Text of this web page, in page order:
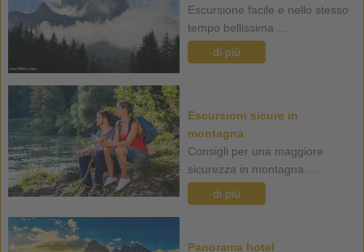
Escursione facile e nello stesso
tempo bellissima ...
di più
Escursioni sicure in
montagna
Consigli per una maggiore
sicurezza in montagna ...
di più
Panorama hotel